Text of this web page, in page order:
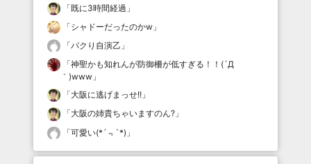
「既に3時間経過 」
「シャドーだったのかw 」
「パクり自演乙 」
「神聖かも知れんが防御柵が低すぎる！！(´Д
｀)www 」
「大阪に逃げまっせ!! 」
「大阪の姉貴ちゃいますのん? 」
「可愛い(*´﹃`*) 」